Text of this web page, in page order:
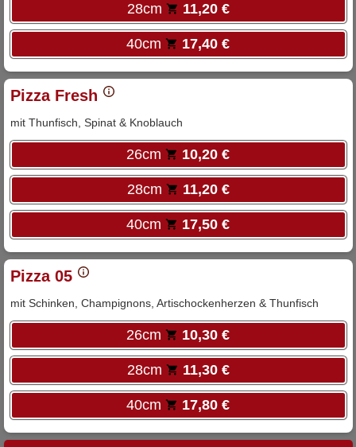
28cm 11,20 €
40cm 17,40 €
Pizza Fresh
mit Thunfisch, Spinat & Knoblauch
26cm 10,20 €
28cm 11,20 €
40cm 17,50 €
Pizza 05
mit Schinken, Champignons, Artischockenherzen & Thunfisch
26cm 10,30 €
28cm 11,30 €
40cm 17,80 €